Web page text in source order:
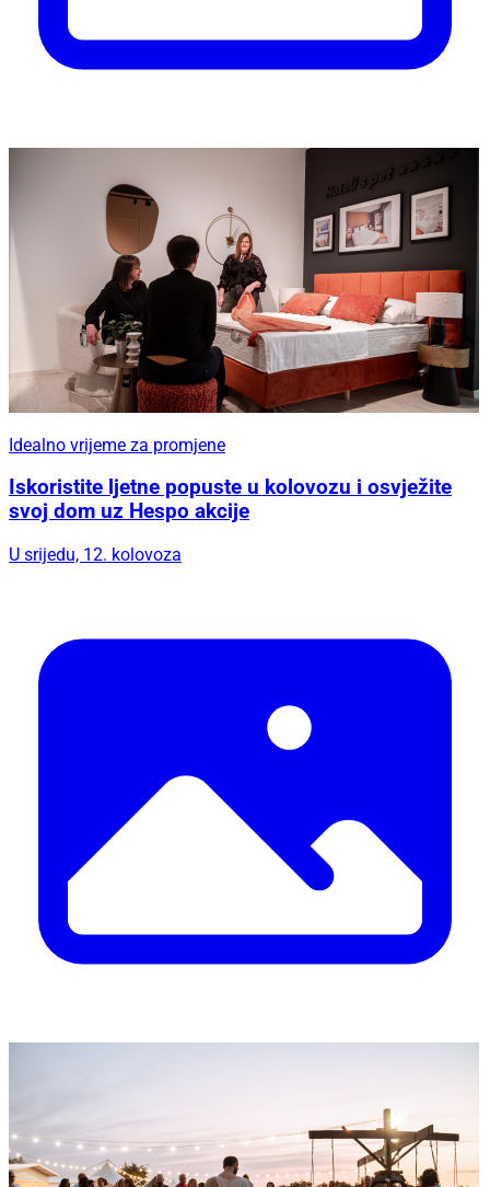
Idealno vrijeme za promjene
Iskoristite ljetne popuste u kolovozu i osvježite
svoj dom uz Hespo akcije
U srijedu, 12. kolovoza